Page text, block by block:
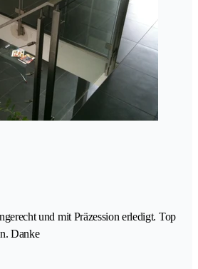
und mit Präzession erledigt. Top
Danke